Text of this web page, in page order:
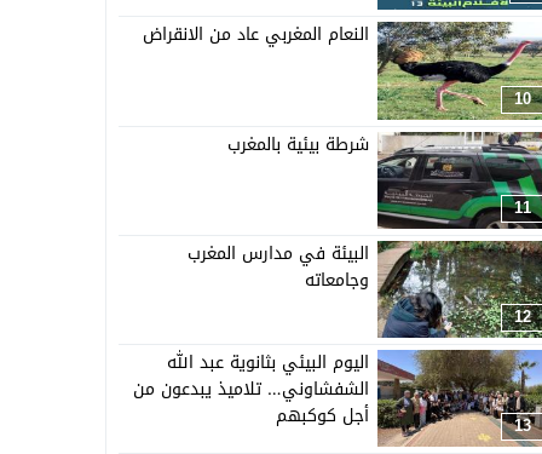
10
النعام المغربي عاد من الانقراض
11
شرطة بيئية بالمغرب
12
البيئة في مدارس المغرب
وجامعاته
13
اليوم البيئي بثانوية عبد الله
الشفشاوني… تلاميذ يبدعون من
أجل كوكبهم